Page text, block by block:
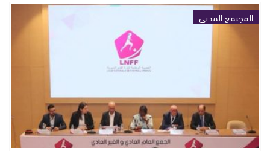
المجتمع المدني